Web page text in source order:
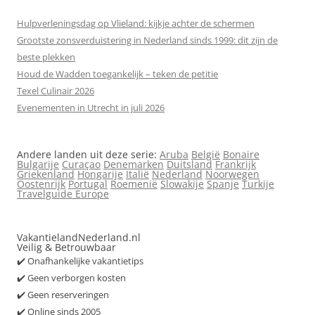
Hulpverleningsdag op Vlieland: kijkje achter de schermen
Grootste zonsverduistering in Nederland sinds 1999: dit zijn de
beste plekken
Houd de Wadden toegankelijk – teken de petitie
Texel Culinair 2026
Evenementen in Utrecht in juli 2026
Andere landen uit deze serie: Aruba België Bonaire
Bulgarije Curaçao Denemarken Duitsland Frankrijk
Griekenland Hongarije Italië Nederland Noorwegen
Oostenrijk Portugal Roemenië Slowakije Spanje Turkije
Travelguide Europe
VakantielandNederland.nl
Veilig & Betrouwbaar
✔️ Onafhankelijke vakantietips
✔️ Geen verborgen kosten
✔️ Geen reserveringen
✔️ Online sinds 2005